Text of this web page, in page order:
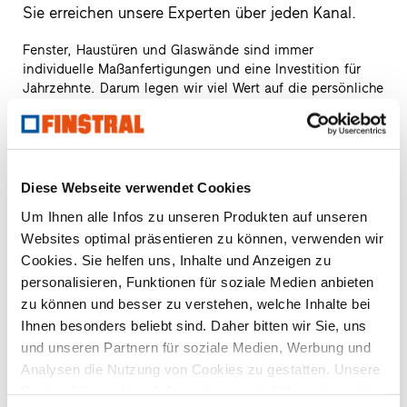
Diese Webseite verwendet Cookies
Um Ihnen alle Infos zu unseren Produkten auf unseren
Websites optimal präsentieren zu können, verwenden wir
Cookies. Sie helfen uns, Inhalte und Anzeigen zu
personalisieren, Funktionen für soziale Medien anbieten
zu können und besser zu verstehen, welche Inhalte bei
Ihnen besonders beliebt sind. Daher bitten wir Sie, uns
und unseren Partnern für soziale Medien, Werbung und
Analysen die Nutzung von Cookies zu gestatten. Unsere
Sie erreichen unsere Experten über jeden Kanal.
Fenster, Haustüren und Glaswände sind immer
individuelle Maßanfertigungen und eine Investition für
Jahrzehnte. Darum legen wir viel Wert auf die persönliche
überraschend einfach: Zu unseren Service-Zeiten können
Unsere Service-Zeiten